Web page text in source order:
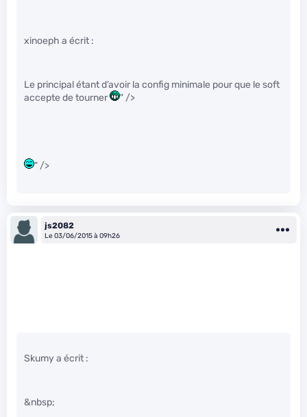
xinoeph a écrit :
Le principal étant d’avoir la config minimale pour que le soft
accepte de tourner
" />
" />
js2082
Le 03/06/2015 à 09h26
Skumy a écrit :
&nbsp;